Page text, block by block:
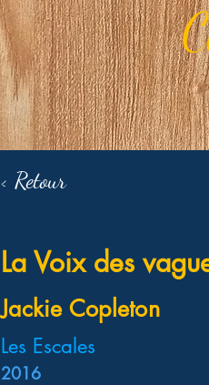
La Voix des
Jackie Copleton
Les Escales
2016
< Retour